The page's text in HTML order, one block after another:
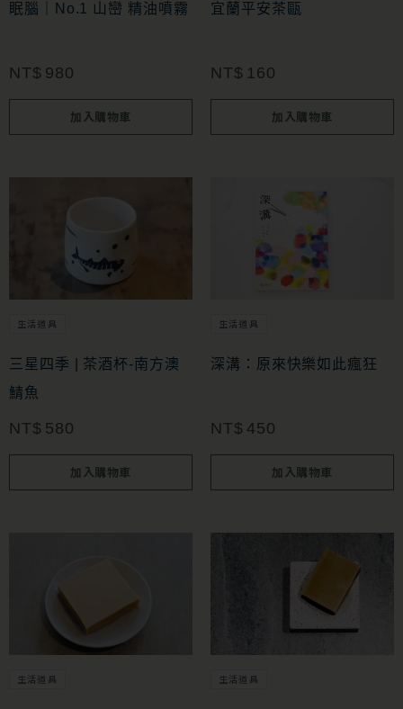
眠腦｜No.1 山巒 精油噴霧
NT$ 980
加入購物車
宜蘭平安茶甌
NT$ 160
加入購物車
生活道具
三星四季 | 茶酒杯-南方澳
鯖魚
NT$ 580
加入購物車
生活道具
深溝：原來快樂如此瘋狂
NT$ 450
加入購物車
生活道具 生活道具